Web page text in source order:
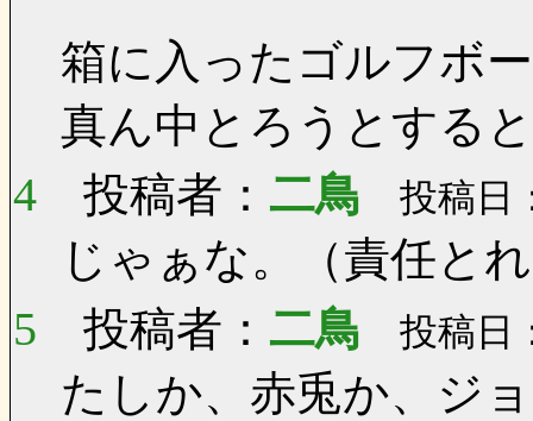
箱に入ったゴルフボ
真ん中とろうとする
4 投稿者： 二鳥 投稿日
じゃぁな。（責任と
5 投稿者： 二鳥 投稿日
たしか、赤兎か、ジ